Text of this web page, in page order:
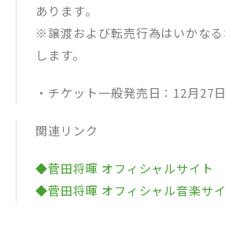
あります。
※譲渡および転売行為はいかな
します。
・チケット一般発売日：12月27
関連リンク
◆菅田将暉 オフィシャルサイト
◆菅田将暉 オフィシャル音楽サ